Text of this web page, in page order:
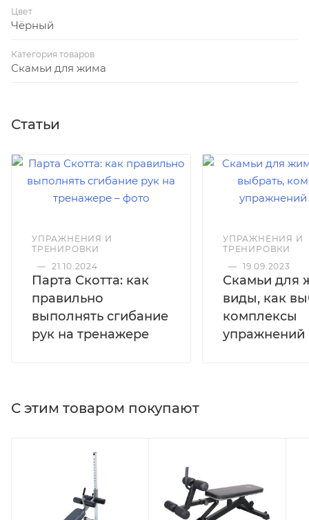
Цвет
Чёрный
Категория товаров
Скамьи для жима
Статьи
УПРАЖНЕНИЯ И
ТРЕНИРОВКИ
— 21.10.2024
Парта Скотта: как
правильно
выполнять сгибание
рук на тренажере
УПРАЖНЕНИЯ И
ТРЕНИРОВКИ
— 19.09.2023
Скамьи для
виды, как
комплексы
упражнений
С этим товаром покупают